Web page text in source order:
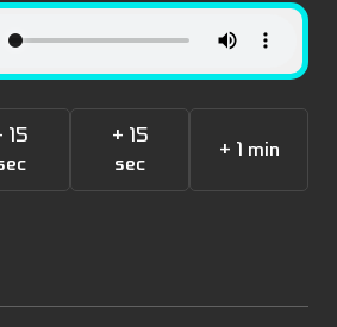
15
+ 15
sec
+ 1 min